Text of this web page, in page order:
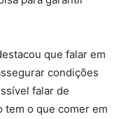
que falar em
condições
falar de
tem o que comer em